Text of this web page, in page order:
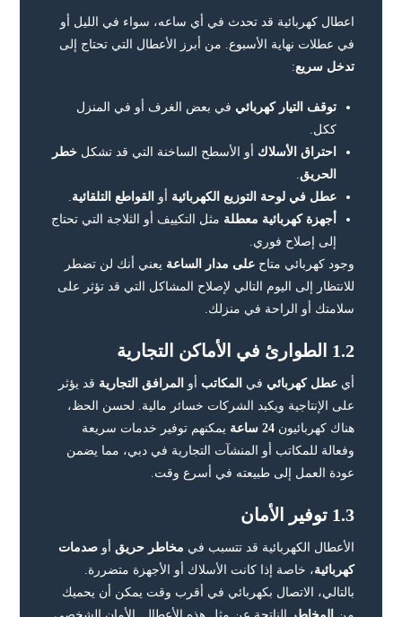
اعطال كهربائية قد تحدث في أي ساعه، سواء في الليل أو
في عطلات نهاية الأسبوع. من أبرز الأعطال التي تحتاج إلى
تدخل سريع:
توقف التيار كهربائي في بعض الغرف أو في المنزل
ككل.
احتراق الأسلاك أو الأسطح الساخنة التي قد تشكلخطر
الحريق
عطل في لوحة التوزيع الكهربائية أو القواطع التلقائية
أجهزة كهربائية معطلة مثل التكييف أو الثلاجة التي تحتاج
إلى إصلاح فوري.
وجود كهربائي متاحعلى مدار الساعة يعني أنك لن تضطر
للانتظار إلى اليوم التالي لإصلاح المشاكل التي قد تؤثر على
سلامتك أو الراحة في منزلك.
1.2 الطوارئ في الأماكن التجارية
أيعطل كهربائي في المكاتب أو المرافق التجارية قد يؤثر
على الإنتاجية ويكبد الشركات خسائر مالية. لحسن الحظ،
هناك كهربائيون24 ساعة
يمكنهم توفير خدمات سريعة
وفعالة للمكاتب أو المنشآت التجارية في دبي، مما يضمن
عودة العمل إلى طبيعته في أسرع وقت.
1.3 توفير الأمان
الأعطال الكهربائية قد تتسبب في مخاطر حريق أوصدمات
كهربائية، خاصة إذا كانت الأسلاك أو الأجهزة متضررة.
بالتالي، الاتصال بكهربائي في أقرب وقت يمكن أن يحميك